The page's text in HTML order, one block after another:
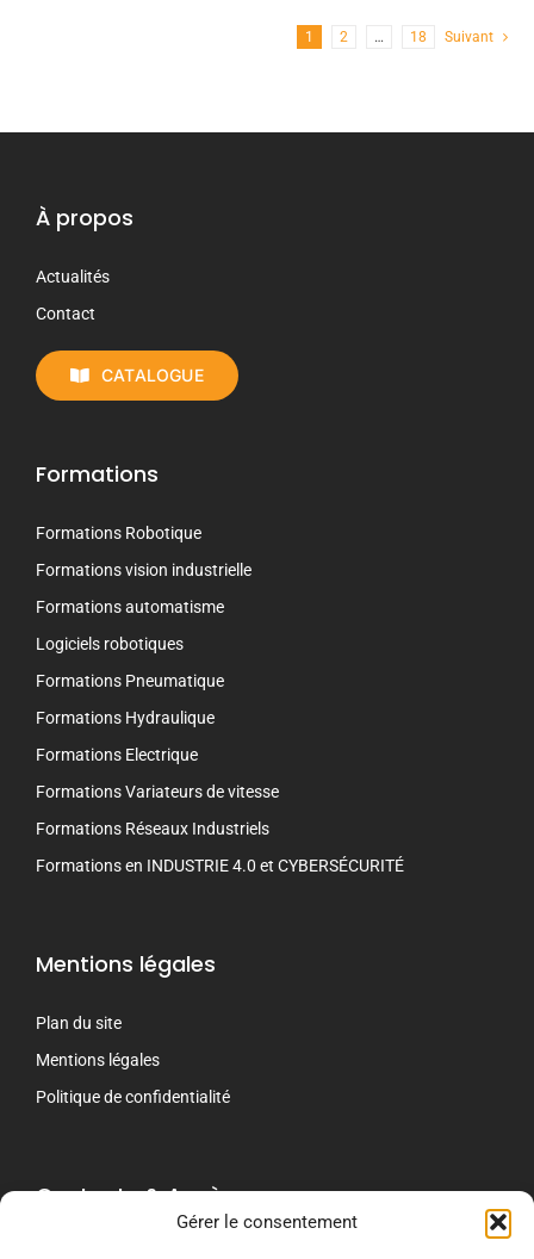
Gérer le consentement
1 2 … 18 Suivant
À propos
Actualités
Contact
CATALOGUE
Formations
Formations Robotique
Formations vision industrielle
Formations automatisme
Logiciels robotiques
Formations Pneumatique
Formations Hydraulique
Formations Electrique
Formations Variateurs de vitesse
Formations Réseaux Industriels
Formations en INDUSTRIE 4.0 et CYBERSÉCURITÉ
Mentions légales
Plan du site
Mentions légales
Politique de confidentialité
Contacts & Accès